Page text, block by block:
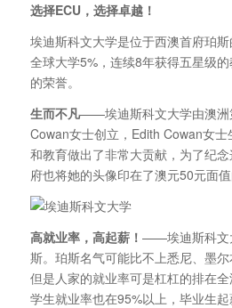
选择ECU，选择卓越！
埃迪斯科文大学是位于西澳首府珀
全球大学5%，连续8年获得五星级
的荣誉。
生而不凡——埃迪斯科文大学由澳洲
Cowan女士创立，Edith Cowan女
和教育做出了非常大贡献，为了纪
府也将她的头像印在了澳元50元面值
高就业率，高起薪！ ——埃迪斯科文
斯。珀斯名气可能比不上悉尼、墨
但是人家的就业率可是杠杠的排在
学生就业率也在95%以上，毕业生